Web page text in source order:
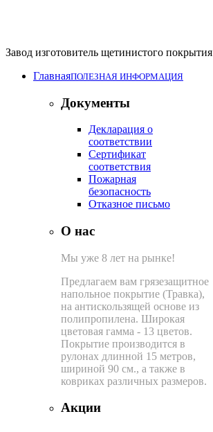
Завод изготовитель щетинистого покрытия
ГлавнаяПОЛЕЗНАЯ ИНФОРМАЦИЯ
Документы
Декларация о
соответствии
Сертификат
соответствия
Пожарная
безопасность
Отказное письмо
О нас
Мы уже 8 лет на рынке!
Предлагаем вам грязезащитное
напольное покрытие (Травка),
на антискользящей основе из
полипропилена. Широкая
цветовая гамма - 13 цветов.
Покрытие производится в
рулонах длинной 15 метров,
шириной 90 см., а также в
ковриках различных размеров.
Акции